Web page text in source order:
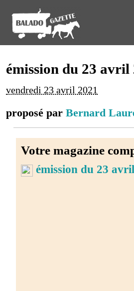
émission du 23 avril
vendredi 23 avril 2021
proposé par Bernard
Votre magazine
émission du 23